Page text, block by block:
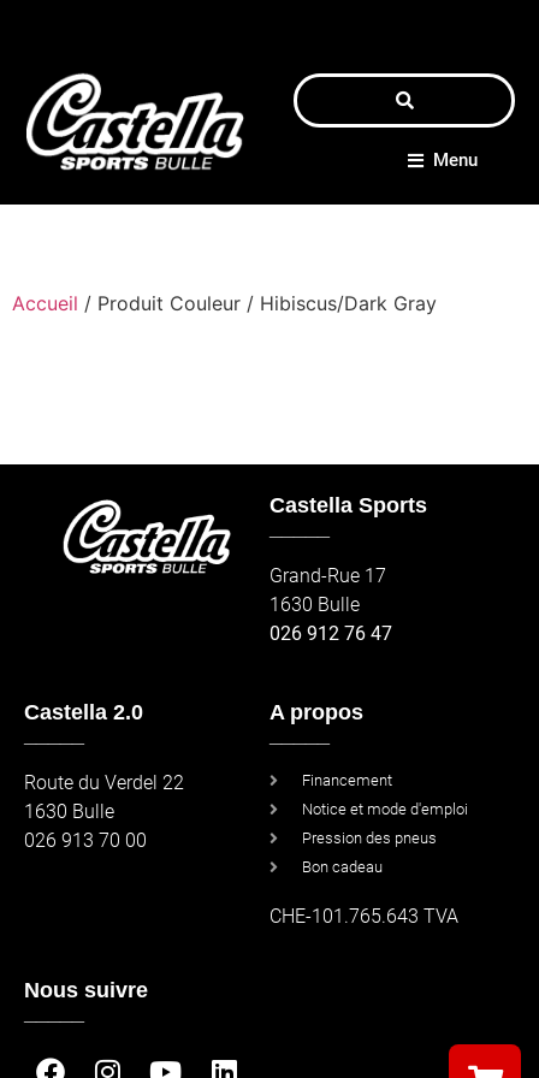
Menu
Accueil / Produit Couleur / Hibiscus/Dark Gray
Castella Sports
Grand-Rue 17
1630 Bulle
026 912 76 47
Castella 2.0
Route du Verdel 22
1630 Bulle
026 913 70 00
A propos
Financement
Notice et mode d'emploi
Pression des pneus
Bon cadeau
CHE-101.765.643 TVA
Nous suivre